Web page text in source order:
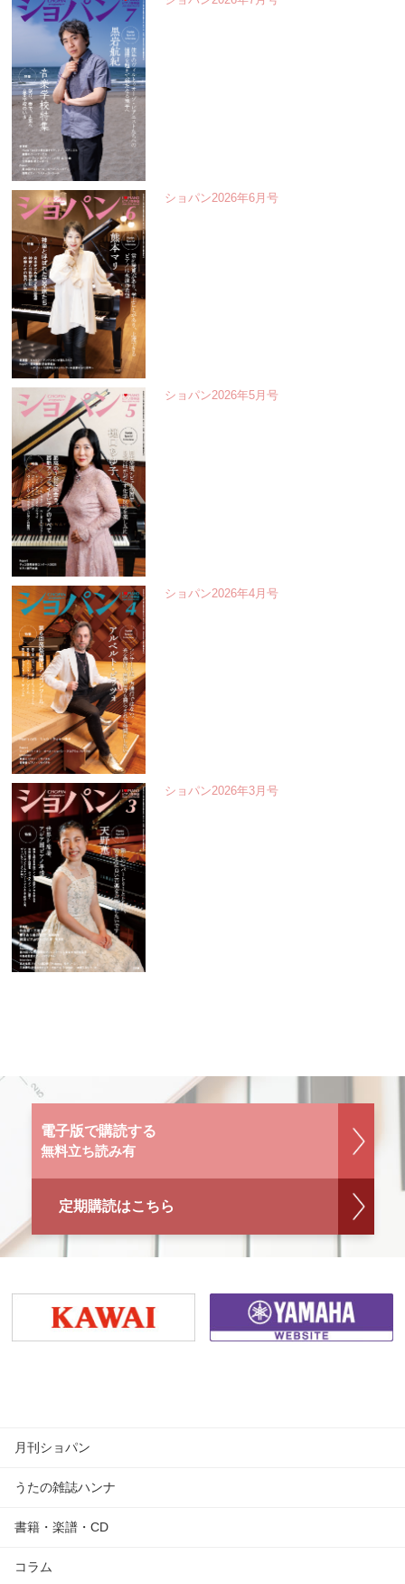
ショパン2026年6月号
ショパン2026年5月号
ショパン2026年4月号
ショパン2026年3月号
電子版で購読する
無料立ち読み有
定期購読はこちら
月刊ショパン
うたの雑誌ハンナ
書籍・楽譜・CD
コラム